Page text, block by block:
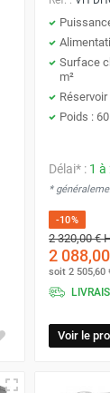
Surface
m²
Réservoir
Poids :
Délai* : 1 à
*
-10%
2 320,00 €
2
soit 2 505,60
Voir le